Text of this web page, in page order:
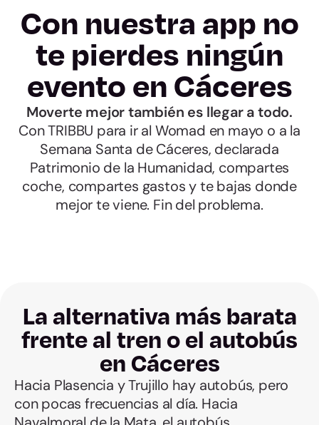
Con nuestra app no
te pierdes ningún
evento en Cáceres
Moverte mejor también es llegar a todo.
Con TRIBBU para ir al Womad en mayo o a la
Semana Santa de Cáceres, declarada
Patrimonio de la Humanidad, compartes
coche, compartes gastos y te bajas donde
mejor te viene. Fin del problema.
La alternativa más barata
frente al tren o el autobús
en Cáceres
Hacia Plasencia y Trujillo hay autobús, pero
con pocas frecuencias al día. Hacia